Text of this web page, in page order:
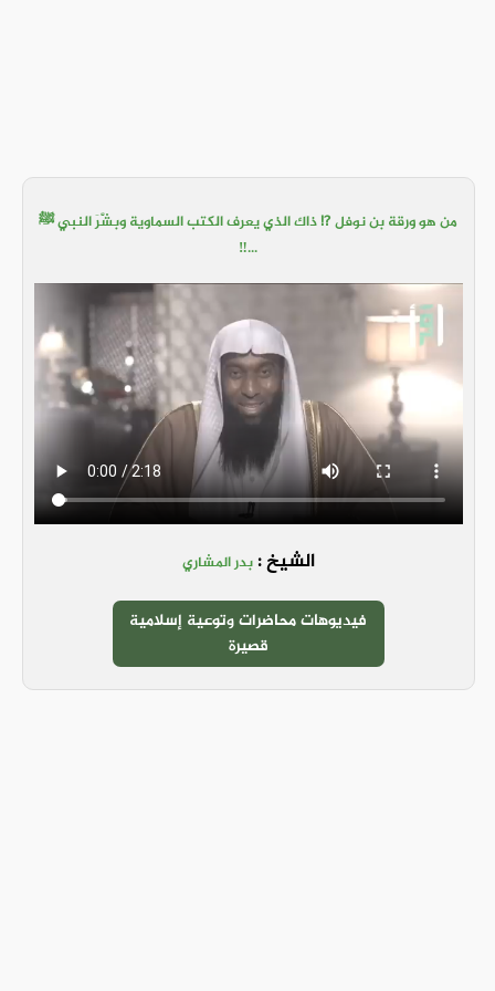
من هو ورقة بن نوفل ⁉️ ذاك الذي يعرف الكتب السماوية وبشَّرَ النبي ﷺ
...‼️
الشيخ :بدر المشاري
فيديوهات محاضرات وتوعية إسلامية
قصيرة